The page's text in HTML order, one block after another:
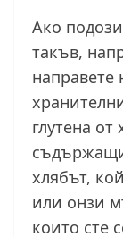
Ако
такъв,
глутена
хлябът,
или онзи
които сте